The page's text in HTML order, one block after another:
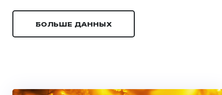
БОЛЬШЕ ДАННЫХ